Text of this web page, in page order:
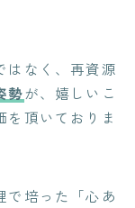
はなく、再資源
勢が、嬉しいこ
を頂いておりま
で培った「心あ